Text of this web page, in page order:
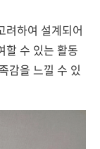
려하여 설계되어
할 수 있는 활동
감을 느낄 수 있